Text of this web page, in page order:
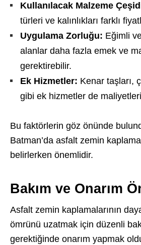
Kullanılacak Malzeme
türleri ve kalınlıkları farklı
Uygulama Zorluğu: Eğimli
alanlar daha fazla emek ve
gerektirebilir.
Ek Hizmetler: Kenar taşları,
gibi ek hizmetler de
Bu faktörlerin göz önünde
Batman’da asfalt zemin kaplama
belirlerken önemlidir.
Bakım ve Onarım
Asfalt zemin kaplamalarının
ömrünü uzatmak için düzenli
gerektiğinde onarım yapmak